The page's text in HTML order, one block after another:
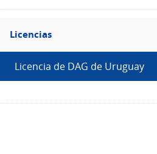
Filtro
Licencias
Licencias
Licencia de DAG de Uruguay